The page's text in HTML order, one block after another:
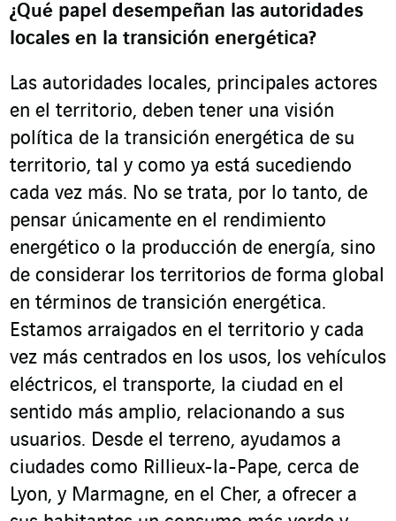
¿Qué papel desempeñan las autoridades
locales en la transición energética?
Las autoridades locales, principales actores
en el territorio, deben tener una visión
política de la transición energética de su
territorio, tal y como ya está sucediendo
cada vez más. No se trata, por lo tanto, de
pensar únicamente en el rendimiento
energético o la producción de energía, sino
de considerar los territorios de forma global
en términos de transición energética.
Estamos arraigados en el territorio y cada
vez más centrados en los usos, los vehículos
eléctricos, el transporte, la ciudad en el
sentido más amplio, relacionando a sus
usuarios. Desde el terreno, ayudamos a
ciudades como Rillieux-la-Pape, cerca de
Lyon, y Marmagne, en el Cher, a ofrecer a